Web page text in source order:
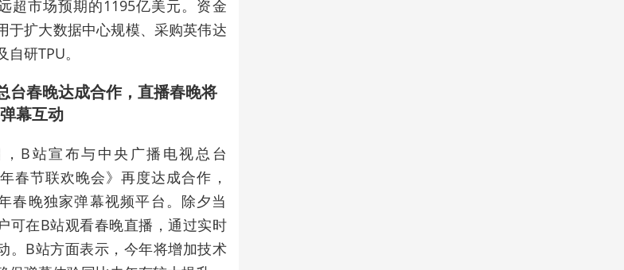
超市场预期的1195亿美元。资金
于扩大数据中心规模、采购英伟达
自研TPU。
台春晚达成合作，直播春晚将
幕互动
B站宣布与中央广播电视总台
年春节联欢晚会》再度达成合作，
春晚独家弹幕视频平台。除夕当
可在B站观看春晚直播，通过实时
。B站方面表示，今年将增加技术